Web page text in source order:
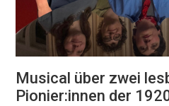
Musical über zwei
Pionier:innen der